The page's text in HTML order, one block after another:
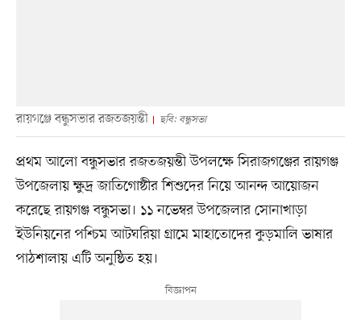
রায়গঞ্জে বন্ধুসভার রজতজয়ন্তী ছবি: বন্ধুসভা
প্রথম আলো বন্ধুসভার রজতজয়ন্তী উপলক্ষে সিরাজগঞ্জের রায়গঞ্জ
উপজেলায় ক্ষুদ্র জাতিগোষ্ঠীর শিশুদের নিয়ে আনন্দ আয়োজন
করেছে রায়গঞ্জ বন্ধুসভা। ১১ নভেম্বর উপজেলার সোনাখাড়া
ইউনিয়নের পশ্চিম আটঘরিয়া গ্রামে মাহাতোদের কুড়মালি ভাষার
পাঠশালায় এটি অনুষ্ঠিত হয়।